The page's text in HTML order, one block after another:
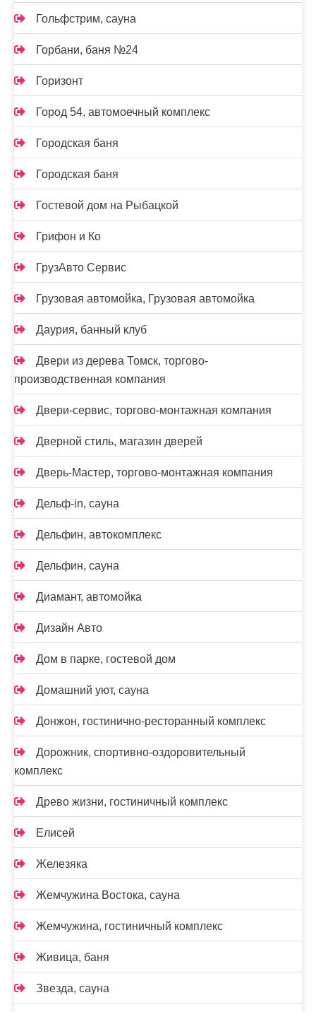
Гольфстрим, сауна
Горбани, баня №24
Горизонт
Город 54, автомоечный комплекс
Городская баня
Городская баня
Гостевой дом на Рыбацкой
Грифон и Ко
ГрузАвто Сервис
Грузовая автомойка, Грузовая автомойка
Даурия, банный клуб
Двери из дерева Томск, торгово-
производственная компания
Двери-сервис, торгово-монтажная компания
Дверной стиль, магазин дверей
Дверь-Мастер, торгово-монтажная компания
Дельф-in, сауна
Дельфин, автокомплекс
Дельфин, сауна
Диамант, автомойка
Дизайн Авто
Дом в парке, гостевой дом
Домашний уют, сауна
Донжон, гостинично-ресторанный комплекс
Дорожник, спортивно-оздоровительный
комплекс
Древо жизни, гостиничный комплекс
Елисей
Железяка
Жемчужина Востока, сауна
Жемчужина, гостиничный комплекс
Живица, баня
Звезда, сауна